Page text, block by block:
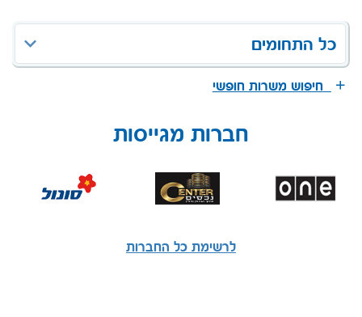
כל התחומים
חיפוש משרות חופשי
חברות מגייסות
לרשימת כל החברות